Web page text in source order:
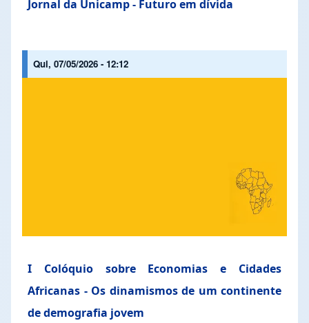
Jornal da Unicamp - Futuro em dívida
Qui, 07/05/2026 - 12:12
I Colóquio sobre Economias e Cidades
Africanas - Os dinamismos de um continente
de demografia jovem